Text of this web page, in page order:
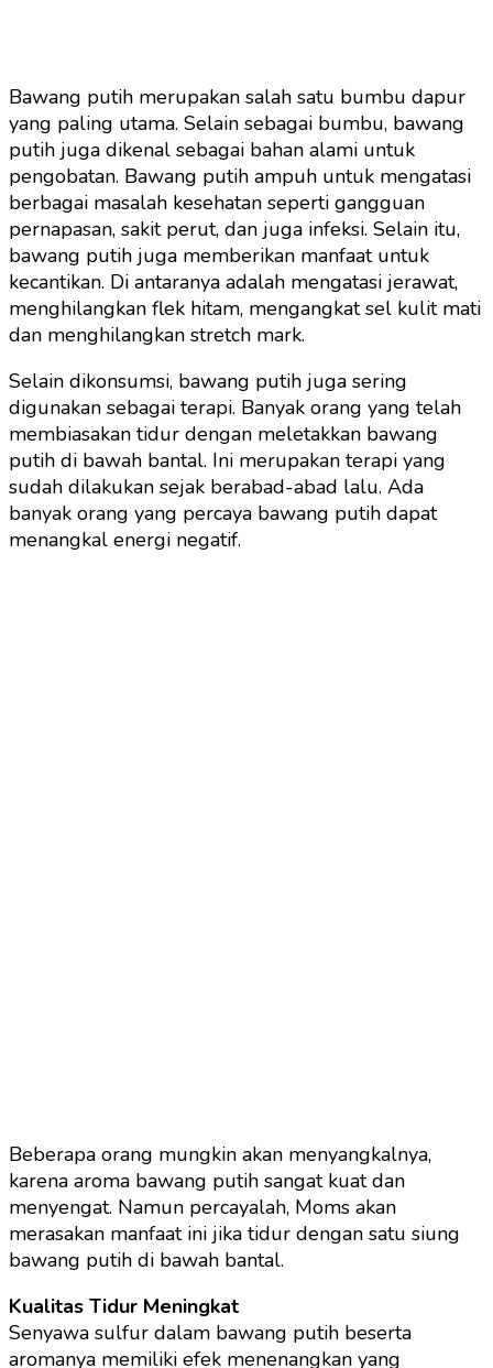
Bawang putih merupakan salah satu bumbu dapur
yang paling utama. Selain sebagai bumbu, bawang
putih juga dikenal sebagai bahan alami untuk
pengobatan. Bawang putih ampuh untuk mengatasi
berbagai masalah kesehatan seperti gangguan
pernapasan, sakit perut, dan juga infeksi. Selain itu,
bawang putih juga memberikan manfaat untuk
kecantikan. Di antaranya adalah mengatasi jerawat,
menghilangkan flek hitam, mengangkat sel kulit mati
dan menghilangkan stretch mark.
Selain dikonsumsi, bawang putih juga sering
digunakan sebagai terapi. Banyak orang yang telah
membiasakan tidur dengan meletakkan bawang
putih di bawah bantal. Ini merupakan terapi yang
sudah dilakukan sejak berabad-abad lalu. Ada
banyak orang yang percaya bawang putih dapat
menangkal energi negatif.
Beberapa orang mungkin akan menyangkalnya,
karena aroma bawang putih sangat kuat dan
menyengat. Namun percayalah, Moms akan
merasakan manfaat ini jika tidur dengan satu siung
bawang putih di bawah bantal.
Kualitas Tidur Meningkat
Senyawa sulfur dalam bawang putih beserta
aromanya memiliki efek menenangkan yang